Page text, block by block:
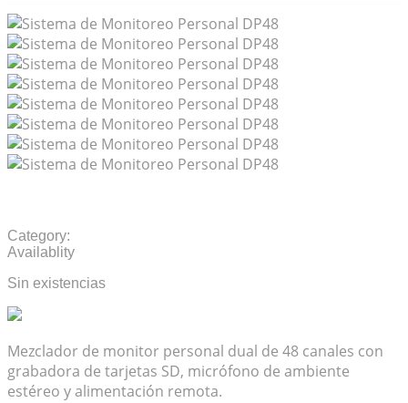
Category:
Availablity
Sin existencias
Mezclador de monitor personal dual de 48 canales con
grabadora de tarjetas SD, micrófono de ambiente
estéreo y alimentación remota.